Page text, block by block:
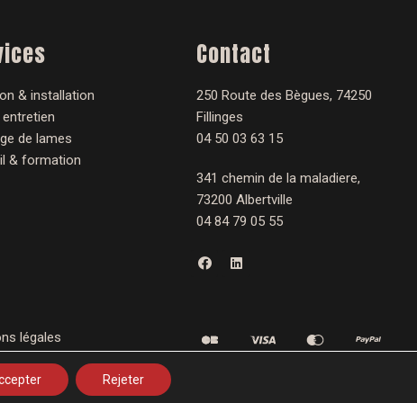
& installation
de lames
& formation
Contact
250 Route des Bègues, 74250
Fillinges
04 50 03 63 15
341 chemin de la maladiere,
73200 Albertville
04 84 79 05 55
F
a
o
k
L
i
n
légales
Rejeter